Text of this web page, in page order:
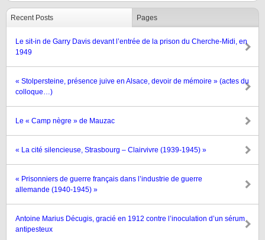
Recent Posts Pages
Le sit-in de Garry Davis devant l’entrée de la prison du Cherche-Midi, en
1949
« Stolpersteine, présence juive en Alsace, devoir de mémoire » (actes du
colloque…)
Le « Camp nègre » de Mauzac
« La cité silencieuse, Strasbourg – Clairvivre (1939-1945) »
« Prisonniers de guerre français dans l’industrie de guerre
allemande (1940-1945) »
Antoine Marius Décugis, gracié en 1912 contre l’inoculation d’un sérum
antipesteux